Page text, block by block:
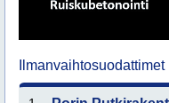
Ilmanvaihtosuodattimet